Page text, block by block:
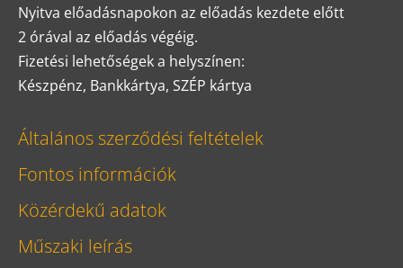
Nyitva előadásnapokon az előadás kezdete előtt
2 órával az előadás végéig.
Fizetési lehetőségek a helyszínen:
Készpénz, Bankkártya, SZÉP kártya
Általános szerződési feltételek
Fontos információk
Közérdekű adatok
Műszaki leírás